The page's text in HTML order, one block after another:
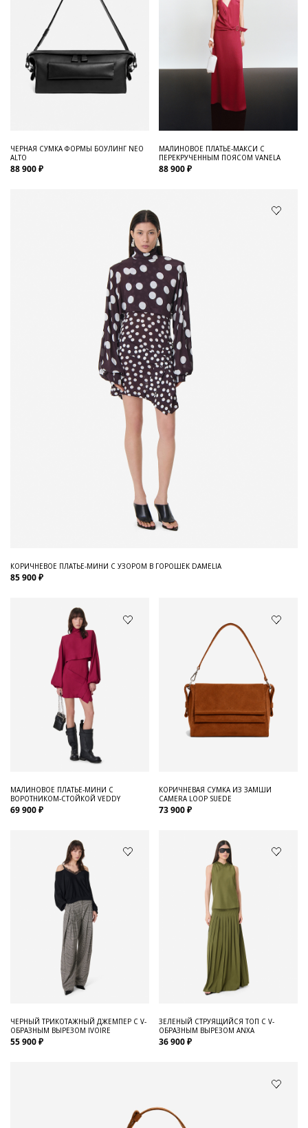
ЧЕРНАЯ СУМКА ФОРМЫ БОУЛИНГ NEO
ALTO
88 900 ₽
МАЛИНОВОЕ ПЛАТЬЕ-МАКСИ С
ПЕРЕКРУЧЕННЫМ ПОЯСОМ VANELA
88 900 ₽
КОРИЧНЕВОЕ ПЛАТЬЕ-МИНИ С УЗОРОМ В ГОРОШЕК DAMELIA
85 900 ₽
МАЛИНОВОЕ ПЛАТЬЕ-МИНИ С
ВОРОТНИКОМ-СТОЙКОЙ VEDDY
69 900 ₽
КОРИЧНЕВАЯ СУМКА ИЗ ЗАМШИ
CAMERA LOOP SUEDE
73 900 ₽
ЧЕРНЫЙ ТРИКОТАЖНЫЙ ДЖЕМПЕР С V-
ОБРАЗНЫМ ВЫРЕЗОМ IVOIRE
55 900 ₽
ЗЕЛЕНЫЙ СТРУЯЩИЙСЯ ТОП С V-
ОБРАЗНЫМ ВЫРЕЗОМ ANXA
36 900 ₽